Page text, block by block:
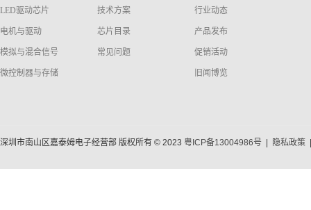
LED驱动芯片
电机与驱动
模拟与混合信号
微控制器与存储
技术方案
芯片目录
常见问题
行业动态
产品发布
促销活动
旧闻博览
深圳市南山区嘉泰姆电子经营部 版权所有 © 2023 粤ICP备13004986号 隐私政策